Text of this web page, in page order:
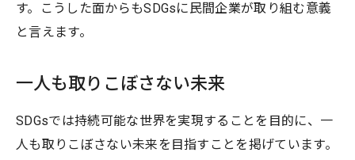
す。こうした面からもSDGsに民間企業が取り組む意義
と言えます。
一人も取りこぼさない未来
SDGsでは持続可能な世界を実現することを目的に、一
人も取りこぼさない未来を目指すことを掲げています。